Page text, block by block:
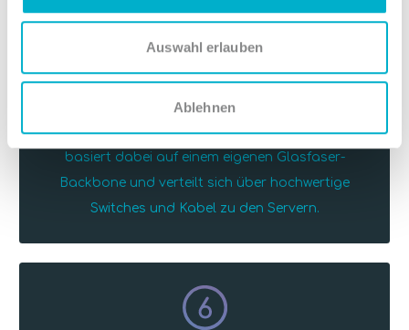
Auswahl erlauben
Ablehnen
Anbindung
Unser Rechenzentrum befindet sich in Frankfurt
im wichtigsten Digital Hub Europas und es bietet
eine optimale Anbindung zu nationalen und
internationalen Internet-Providern. Das Netzwerk
basiert dabei auf einem eigenen Glasfaser-
Backbone und verteilt sich über hochwertige
Switches und Kabel zu den Servern.
6